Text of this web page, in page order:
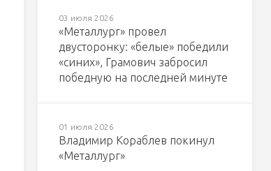
03 июля 2026
«Металлург» провел
двусторонку: «белые» победили
«синих», Грамович забросил
победную на последней минуте
01 июля 2026
Владимир Кораблев покинул
«Металлург»